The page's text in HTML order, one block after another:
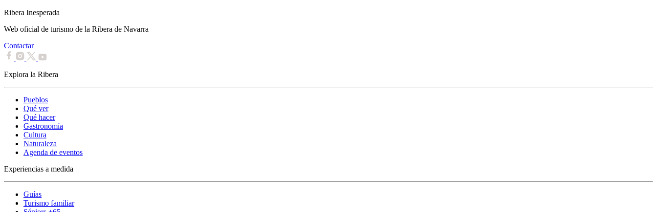
Ribera Inesperada
Web oficial de turismo de la Ribera de Navarra
Contactar
Explora la Ribera
Pueblos
Qué ver
Qué hacer
Gastronomía
Cultura
Naturaleza
Agenda de eventos
Experiencias a medida
Guías
Turismo familiar